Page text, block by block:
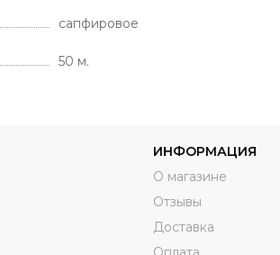
сапфировое
50 м.
ИНФОРМАЦИЯ
О магазине
Отзывы
Доставка